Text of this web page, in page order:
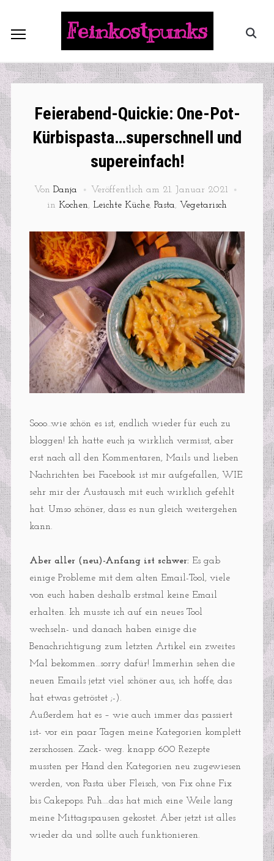
Feinkostpunks
Feierabend-Quickie: One-Pot-
Kürbispasta…superschnell und
supereinfach!
Von Danja Veröffentlich am 21. Januar 2021
in Kochen, Leichte Küche, Pasta, Vegetarisch
Sooo…wie schön es ist, endlich wieder für euch zu
bloggen! Ich hatte euch ja wirklich vermisst, aber
erst nach all den Kommentaren, Mails und lieben
Nachrichten bei Facebook ist mir aufgefallen, WIE
sehr mir der Austausch mit euch wirklich gefehlt
hat. Umso schöner, dass es nun gleich weitergehen
kann.
Aber aller (neu)-Anfang ist schwer: Es gab
einige Probleme mit dem alten Email-Tool, viele
von euch haben deshalb erstmal keine Email
erhalten. Ich musste ich auf ein neues Tool
wechseln- und danach haben einige die
Benachrichtigung zum letzten Artikel ein zweites
Mal bekommen…sorry dafür! Immerhin sehen die
neuen Emails jetzt viel schöner aus, ich hoffe, das
hat etwas getröstet ;-).
Außerdem hat es – wie auch immer das passiert
ist- vor ein paar Tagen meine Kategorien komplett
zerschossen. Zack- weg. knapp 600 Rezepte
mussten per Hand den Kategorien neu zugewiesen
werden, von Pasta über Fleisch, von Fix ohne Fix
bis Cakepops. Puh….das hat mich eine Weile lang
meine Mittagspausen gekostet. Aber jetzt ist alles
wieder da und sollte auch funktionieren.